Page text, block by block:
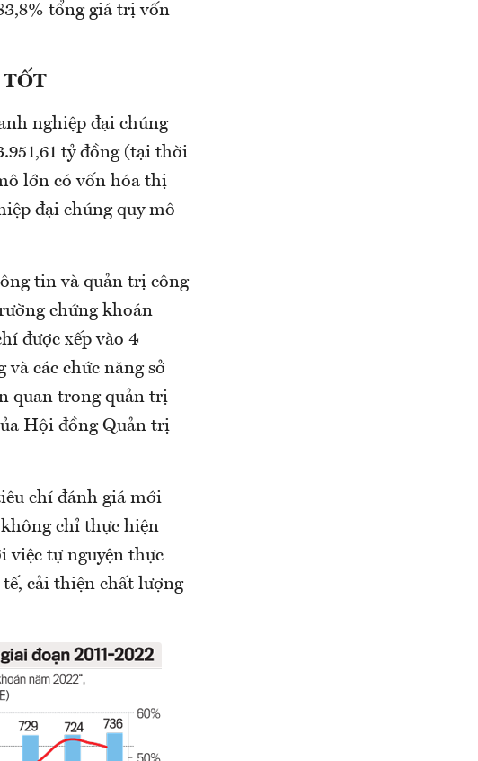
tổng giá trị vốn
TỐT
nghiệp đại chúng
tỷ đồng (tại thời
lớn có vốn hóa thị
đại chúng quy mô
tin và quản trị công
chứng khoán
được xếp vào 4
và các chức năng sở
quan trong quản trị
Hội đồng Quản trị
chí đánh giá mới
chỉ thực hiện
việc tự nguyện thực
cải thiện chất lượng